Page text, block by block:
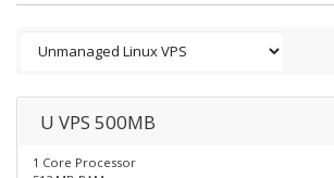
U VPS 500MB
1 Core Processor